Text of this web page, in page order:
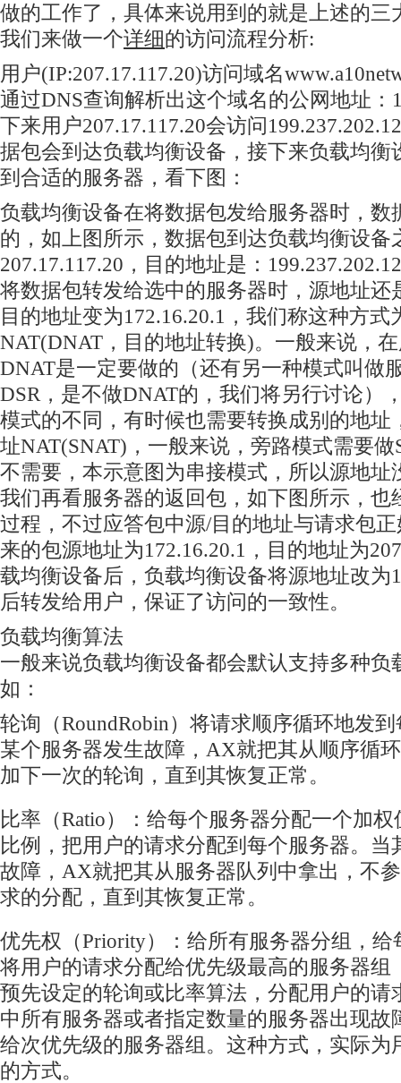
做的工作了，具体来说用到的就是上述的三
我们来做一个详细的访问流程分析:
用户(IP:207.17.117.20)访问域名
通过DNS查询解析出这个域名的公网地址：
下来用户207.17.117.20会访问
据包会到达负载均衡设备，接下来负载均衡
到合适的服务器，看下图：
负载均衡设备在将数据包发给服务器时，数
的，如上图所示，数据包到达负载均衡设备
207.17.117.20，目的地址是：
将数据包转发给选中的服务器时，源地址还
目的地址变为172.16.20.1，我们称这种方式
NAT(DNAT，目的地址转换)。一般来说，
DNAT是一定要做的（还有另一种模式叫做
DSR，是不做DNAT的，我们将另行讨论）
模式的不同，有时候也需要转换成别的地址
址NAT(SNAT)，一般来说，旁路模式需要
不需要，本示意图为串接模式，所以源地址
我们再看服务器的返回包，如下图所示，也
过程，不过应答包中源/目的地址与请求包
来的包源地址为172.16.20.1，目的地址为
载均衡设备后，负载均衡设备将源地址改为
后转发给用户，保证了访问的一致性。
负载均衡算法
一般来说负载均衡设备都会默认支持多种负
如：
轮询（RoundRobin）将请求顺序循环地发
某个服务器发生故障，AX就把其从顺序循
加下一次的轮询，直到其恢复正常。
比率（Ratio）：给每个服务器分配一个加
比例，把用户的请求分配到每个服务器。当
故障，AX就把其从服务器队列中拿出，不
求的分配，直到其恢复正常。
优先权（Priority）：给所有服务器分组，
将用户的请求分配给优先级最高的服务器组
预先设定的轮询或比率算法，分配用户的请
中所有服务器或者指定数量的服务器出现
给次优先级的服务器组。这种方式，实际为
的方式。